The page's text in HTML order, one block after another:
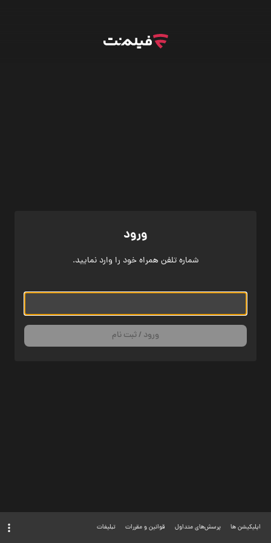
ورود
شماره تلفن همراه خود را وارد نمایید.
ورود / ثبت نام
اپلیکیشن ها پرسش‌های متداول قوانین و مقررات تبلیغات